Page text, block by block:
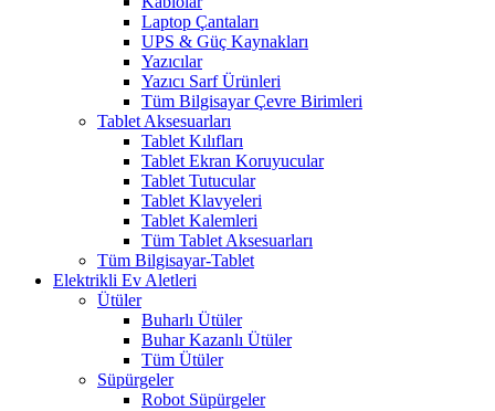
Laptop Çantaları
UPS & Güç Kaynakları
Yazıcılar
Yazıcı Sarf Ürünleri
Tüm Bilgisayar Çevre Birimleri
Tablet Aksesuarları
Tablet Kılıfları
Tablet Ekran Koruyucular
Tablet Tutucular
Tablet Klavyeleri
Tablet Kalemleri
Tüm Tablet Aksesuarları
Tüm Bilgisayar-Tablet
Elektrikli Ev Aletleri
Ütüler
Buharlı Ütüler
Buhar Kazanlı Ütüler
Tüm Ütüler
Süpürgeler
Robot Süpürgeler